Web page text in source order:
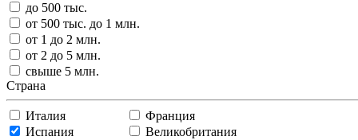
до 500 тыс.
от 500 тыс. до 1 млн.
от 1 до 2 млн.
от 2 до 5 млн.
свыше 5 млн.
Страна
Италия
Франция
Испания
Великобритания